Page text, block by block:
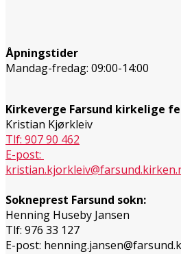
Åpningstider
Mandag-fredag: 09:00-14:00
Kirkeverge Farsund kirkelige
Kristian Kjørkleiv
Tlf: 907 90 462
E-post:
Sokneprest Farsund sokn:
Henning Huseby Jansen
Tlf: 976 33 127
E-post: